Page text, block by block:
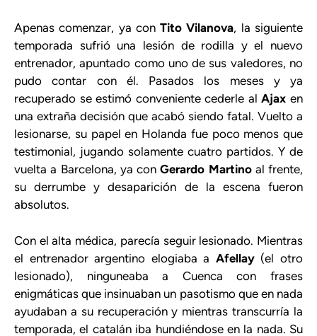
Apenas comenzar, ya conTito Vilanova, la siguiente
temporada sufrió una lesión de rodilla y el nuevo
entrenador, apuntado como uno de sus valedores, no
pudo contar con él. Pasados los meses y ya
recuperado se estimó conveniente cederle alAjax en
una extraña decisión que acabó siendo fatal. Vuelto a
lesionarse, su papel en Holanda fue poco menos que
testimonial, jugando solamente cuatro partidos. Y de
vuelta a Barcelona, ya conGerardo Martinoal frente,
su derrumbe y desaparición de la escena fueron
absolutos.
Con el alta médica, parecía seguir lesionado. Mientras
el entrenador argentino elogiaba a Afellay(el otro
lesionado), ninguneaba a Cuenca con frases
enigmáticas que insinuaban un pasotismo que en nada
ayudaban a su recuperación y mientras transcurría la
temporada, el catalán iba hundiéndose en la nada. Su